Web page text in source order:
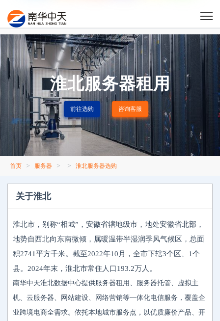
淮北服务器租用
前往选购 咨询客服
首页 > 服务器 > > 淮北服务器选购
关于淮北
淮北市，别称“相城”，安徽省辖地级市，地处安徽省北部，
地势自西北向东南微倾，属暖温带半湿润季风气候区，总面
积2741平方千米。截至2022年10月，全市下辖3个区、1个
县。2024年末，淮北市常住人口193.2万人。
南华中天淮北数据中心提供服务器租用、服务器托管、虚拟主
机、云服务器、网站建设、网络营销等一体化电信服务，覆盖企
业跨境电商全需求。依托本地城市服务点，以优质廉价产品、开